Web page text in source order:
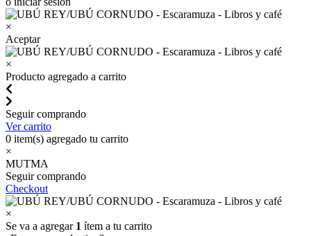
×
Aceptar
×
Producto agregado a carrito
Seguir comprando
Ver carrito
0 item(s) agregado tu carrito
×
MUTMA
Seguir comprando
Checkout
×
Se va a agregar 1 ítem a tu carrito